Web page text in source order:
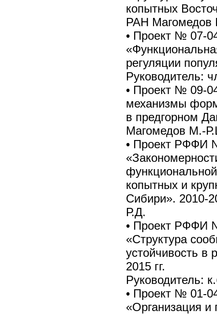
копытных
РАН Магомедов
• Проект № 07-
регуляции
Руководитель:
• Проект № 09-
механизмы
в предгорном
Магомедов М.-
• Проект РФФИ
копытных и
Сибири». 2010-
Р.Д.
• Проект РФФИ
«Структура
устойчивость в
2015 гг.
Руководитель:
• Проект № 01-
«Организация и